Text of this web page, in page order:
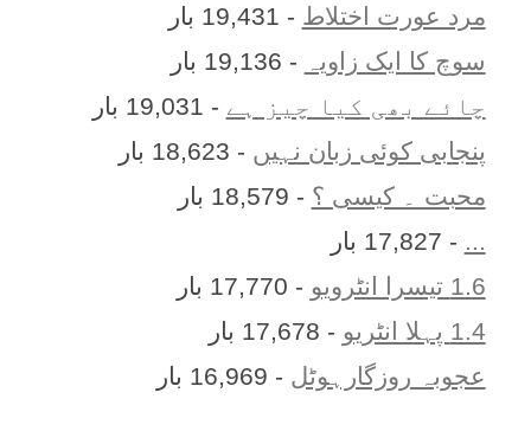
مرد عورت اختلاط - 19,431 بار
سوچ کا ایک زاویہ
- 19,136 بار
چائے بھی کیا چیز ہے - 19,031 بار
پنجابی کوئی زبان نہیں - 18,623 بار
محبت ۔ کیسی ؟ - 18,579 بار
... - 17,827 بار
1.6 تیسرا انٹرویو
- 17,770 بار
1.4 پہلا انٹریو
- 17,678 بار
عجوبہ روزگارہوٹل - 16,969 بار